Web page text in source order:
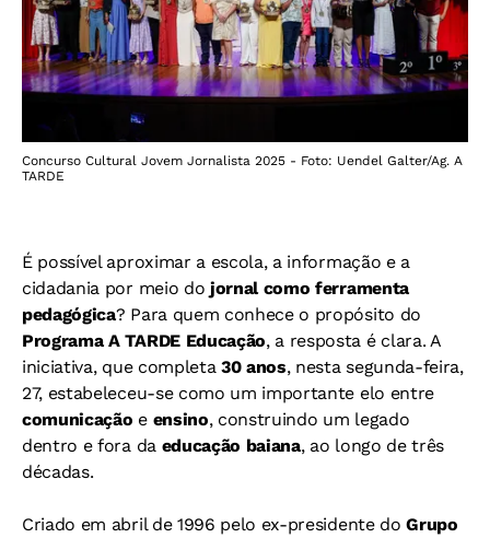
Concurso Cultural Jovem Jornalista 2025 - Foto: Uendel Galter/Ag. A
TARDE
É possível aproximar a escola, a informação e a
cidadania por meio do jornal como ferramenta
pedagógica? Para quem conhece o propósito do
Programa A TARDE Educação, a resposta é clara. A
iniciativa, que completa 30 anos, nesta segunda-feira,
27, estabeleceu-se como um importante elo entre
comunicação e ensino, construindo um legado
dentro e fora da educação baiana, ao longo de três
décadas.
Criado em abril de 1996 pelo ex-presidente doGrupo